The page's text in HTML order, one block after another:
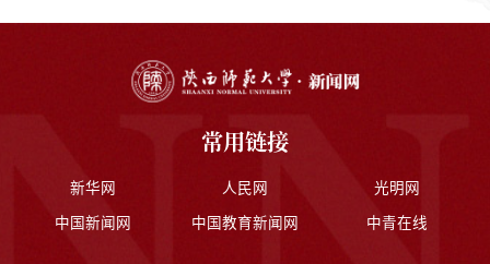
常用链接
新华网 人民网 光明网
中国新闻网 中国教育新闻网 中青在线